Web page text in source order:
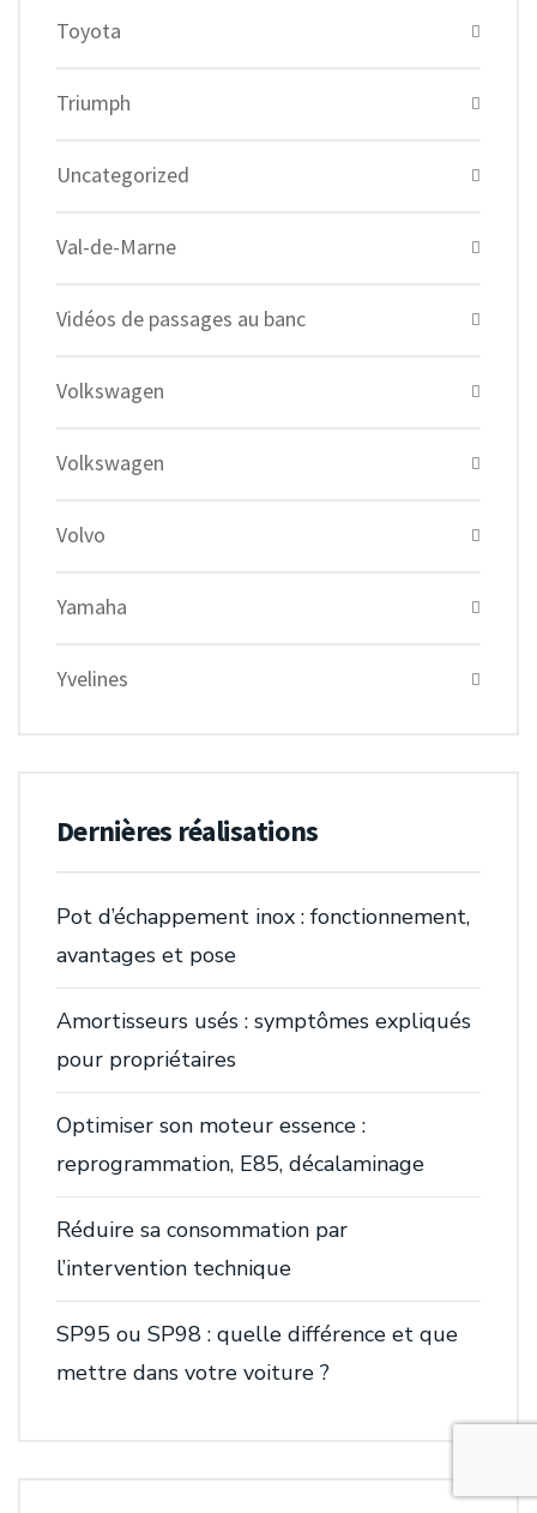
Toyota
Triumph
Uncategorized
Val-de-Marne
Vidéos de passages au banc
Volkswagen
Volkswagen
Volvo
Yamaha
Yvelines
Dernières réalisations
Pot d’échappement inox : fonctionnement,
avantages et pose
Amortisseurs usés : symptômes expliqués
pour propriétaires
Optimiser son moteur essence :
reprogrammation, E85, décalaminage
Réduire sa consommation par
l’intervention technique
SP95 ou SP98 : quelle différence et que
mettre dans votre voiture ?